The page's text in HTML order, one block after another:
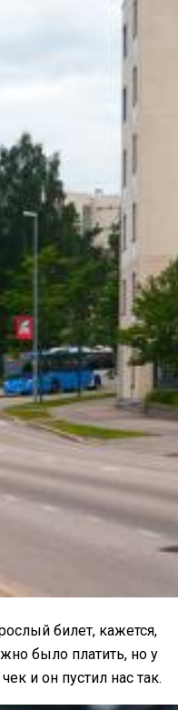
билет, кажется,
было платить, но у
и он пустил нас так.